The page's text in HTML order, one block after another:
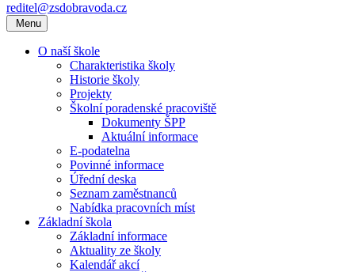
reditel@zsdobravoda.cz
Menu
O naší škole
Charakteristika školy
Historie školy
Projekty
Školní poradenské pracoviště
Dokumenty ŠPP
Aktuální informace
E-podatelna
Povinné informace
Úřední deska
Seznam zaměstnanců
Nabídka pracovních míst
Základní škola
Základní informace
Aktuality ze školy
Kalendář akcí